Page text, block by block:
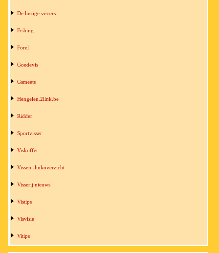
De lustige vissers
Fishing
Forel
Goedevis
Gsmeets
Hengelen.2link.be
Ridder
Sportvisser
Viskoffer
Vissen -linkoverzicht
Visserij nieuws
Vistips
Visvisie
Vitips